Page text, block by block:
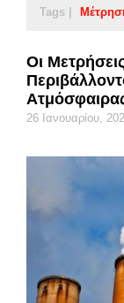
Tags |
Οι
26 Ιανουαρίου,